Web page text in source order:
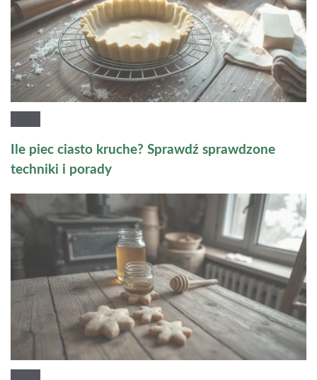
Ile piec ciasto kruche? Sprawdź sprawdzone
techniki i porady